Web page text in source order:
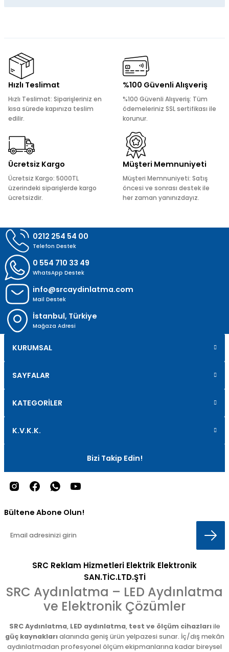
kullanarak tarafımıza iletebilirsiniz.
Görüş ve önerileriniz için teşekkür ederiz.
Ürün resmi kalitesiz, bozuk veya görüntülenemiyor.
Ürün bilgilerinde hatalar bulunuyor.
Ürün fiyatı diğer sitelerden daha pahalı.
Bu ürüne benzer farklı alternatifler olmalı.
Hızlı Teslimat
Hızlı Teslimat: Siparişleriniz en
kısa sürede kapınıza teslim
edilir.
%100 Güvenli Alışveriş
%100 Güvenli Alışveriş: Tüm
ödemeleriniz SSL sertifikası ile
korunur.
Ücretsiz Kargo
Ücretsiz Kargo: 5000TL
üzerindeki siparişlerde kargo
ücretsizdir.
Müşteri Memnuniyeti
Müşteri Memnuniyeti: Satış
öncesi ve sonrası destek ile
her zaman yanınızdayız.
0212 254 54 00
Telefon Destek
0 554 710 33 49
WhatsApp Destek
info@srcaydinlatma.com
Mail Destek
İstanbul, Türkiye
Mağaza Adresi
KURUMSAL
SAYFALAR
KATEGORİLER
K.V.K.K.
Bizi Takip Edin!
Bültene Abone Olun!
SRC Reklam Hizmetleri Elektrik Elektronik
SAN.TİC.LTD.ŞTİ
SRC Aydınlatma – LED Aydınlatma
ve Elektronik Çözümler
SRC Aydınlatma, LED aydınlatma, test ve ölçüm cihazlarıile
güç kaynaklarıalanında geniş ürün yelpazesi sunar. İç/dış mekân
aydınlatmadan profesyonel ölçüm ekipmanlarına kadar bireysel